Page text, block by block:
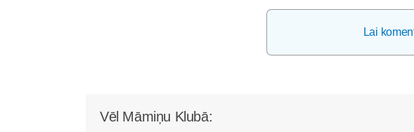
Lai
Vēl Māmiņu Klubā: